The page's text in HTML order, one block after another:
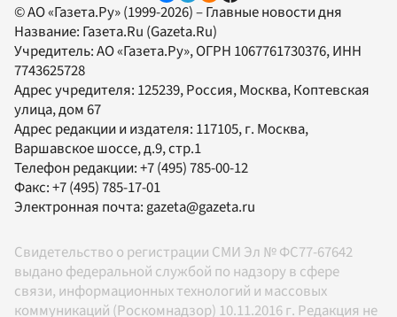
© АО «Газета.Ру» (1999-2026) – Главные новости дня
Название: Газета.Ru (Gazeta.Ru)
Учредитель:АО «Газета.Ру», ОГРН 1067761730376, ИНН
7743625728
Адрес учредителя: 125239, Россия, Москва, Коптевская
улица, дом 67
Адрес редакции и издателя: 117105, г. Москва,
Варшавское шоссе, д.9, стр.1
Телефон редакции:+7 (495) 785-00-12
Факс:+7 (495) 785-17-01
Электронная почта:gazeta@gazeta.ru
Свидетельство о регистрации СМИ Эл № ФС77-67642
выдано федеральной службой по надзору в сфере
связи, информационных технологий и массовых
коммуникаций (Роскомнадзор) 10.11.2016 г. Редакция не